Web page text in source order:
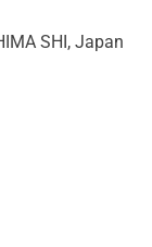
SHI, Japan